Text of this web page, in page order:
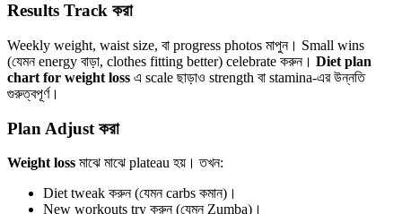
Results Track করা
Weekly weight, waist size, বা progress photos মাপুন। Small wins
(যেমন energy বাড়া, clothes fitting better) celebrate করুন। Diet plan
chart for weight loss এ scale ছাড়াও strength বা stamina-এর উন্নতি
গুরুত্বপূর্ণ।
Plan Adjust করা
Weight loss মাঝে মাঝে plateau হয়। তখন:
Diet tweak করুন (যেমন carbs কমান)।
New workouts try করুন (যেমন Zumba)।